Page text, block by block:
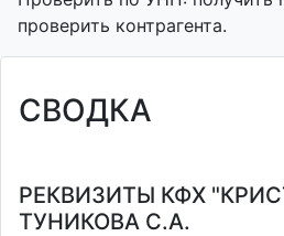
проверить контрагента.
СВОДКА
РЕКВИЗИТЫ КФХ
ТУНИКОВА С.А.